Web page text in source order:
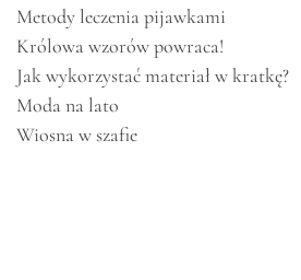
Metody leczenia pijawkami
Królowa wzorów powraca!
Jak wykorzystać materiał w kratkę?
Moda na lato
Wiosna w szafie